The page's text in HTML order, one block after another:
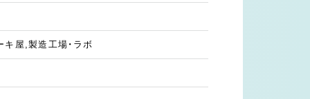
キ屋,製造工場・ラボ